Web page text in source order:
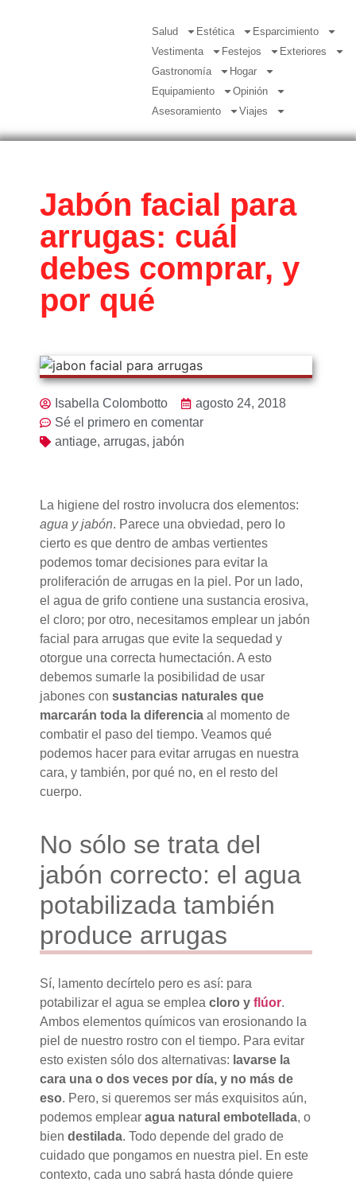
Salud Estética
Esparcimiento
Vestimenta
Festejos
Exteriores
Gastronomía
Hogar
Equipamiento
Opinión
Asesoramiento
Viajes
Jabón facial para
arrugas: cuál
debes comprar, y
por qué
Isabella Colombotto
agosto 24, 2018
Sé el primero en comentar
antiage, arrugas, jabón
La higiene del rostro involucra dos elementos:
agua y jabón. Parece una obviedad, pero lo
cierto es que dentro de ambas vertientes
podemos tomar decisiones para evitar la
proliferación de arrugas en la piel. Por un lado,
el agua de grifo contiene una sustancia erosiva,
el cloro; por otro, necesitamos emplear un jabón
facial para arrugas que evite la sequedad y
otorgue una correcta humectación. A esto
debemos sumarle la posibilidad de usar
jabones con sustancias naturales que
marcarán toda la diferencia al momento de
combatir el paso del tiempo. Veamos qué
podemos hacer para evitar arrugas en nuestra
cara, y también, por qué no, en el resto del
cuerpo.
No sólo se trata del
jabón correcto: el agua
potabilizada también
produce arrugas
Sí, lamento decírtelo pero es así: para
potabilizar el agua se emplea cloro y flúor.
Ambos elementos químicos van erosionando la
piel de nuestro rostro con el tiempo. Para evitar
esto existen sólo dos alternativas: lavarse la
cara una o dos veces por día, y no más de
eso. Pero, si queremos ser más exquisitos aún,
podemos emplear agua natural embotellada, o
bien destilada. Todo depende del grado de
cuidado que pongamos en nuestra piel. En este
contexto, cada uno sabrá hasta dónde quiere